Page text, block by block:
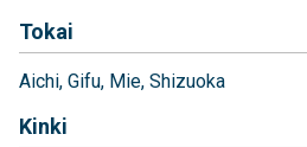
Tokai
Aichi Gifu Mie Shizuoka
Kinki